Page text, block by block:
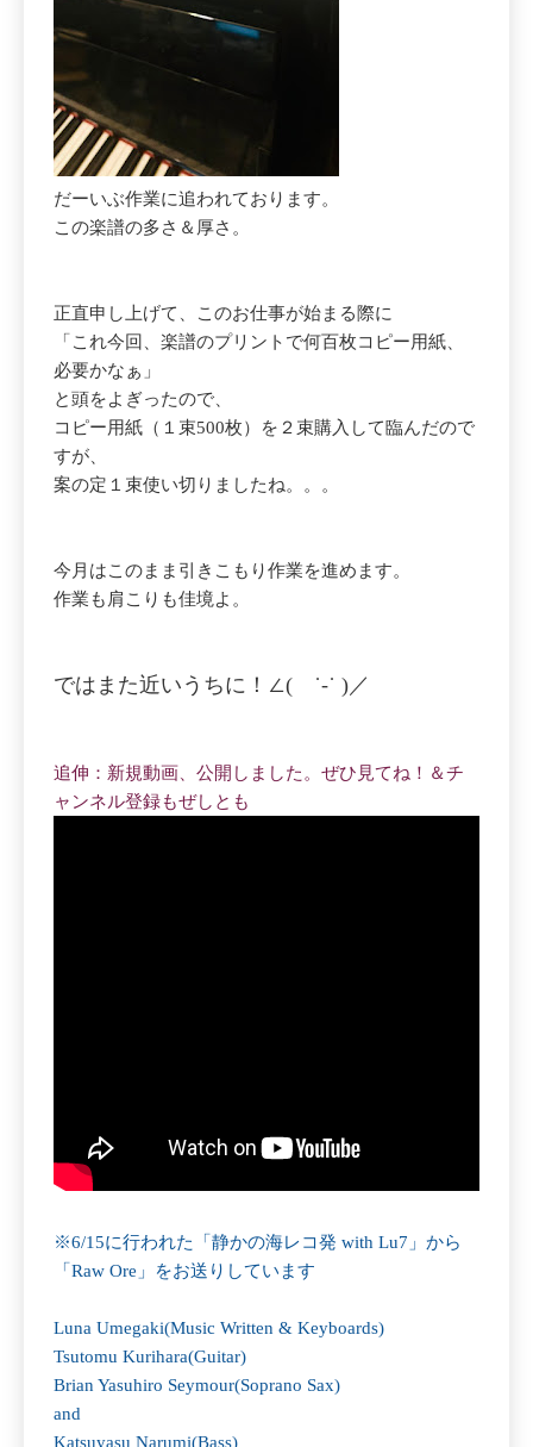
だーいぶ作業に追われております。
この楽譜の多さ＆厚さ。
正直申し上げて、このお仕事が始まる際に
「これ今回、楽譜のプリントで何百枚コピー用紙、
必要かなぁ」
と頭をよぎったので、
コピー用紙（１束500枚）を２束購入して臨んだので
すが、
案の定１束使い切りましたね。。。
今月はこのまま引きこもり作業を進めます。
作業も肩こりも佳境よ。
ではまた近いうちに！∠( ˙-˙ )／
追伸：新規動画、公開しました。ぜひ見てね！＆チ
ャンネル登録もぜしとも
※6/15に行われた「静かの海レコ発 with Lu7」から
「Raw Ore」をお送りしています
Luna Umegaki(Music Written & Keyboards)
Tsutomu Kurihara(Guitar)
Brian Yasuhiro Seymour(Soprano Sax)
and
Katsuyasu Narumi(Bass)